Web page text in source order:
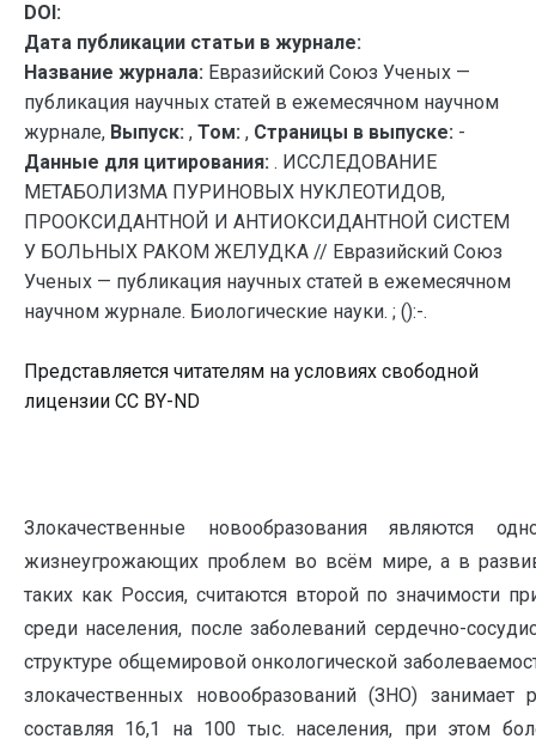
DOI:
Дата публикации статьи в журнале:
Название журнала: Евразийский Союз Ученых —
публикация научных статей в ежемесячном научном
журнале, Выпуск: , Том: , Страницы в выпуске: -
Данные для цитирования: . ИССЛЕДОВАНИЕ
МЕТАБОЛИЗМА ПУРИНОВЫХ НУКЛЕОТИДОВ,
ПРООКСИДАНТНОЙ И АНТИОКСИДАНТНОЙ СИСТЕМ
У БОЛЬНЫХ РАКОМ ЖЕЛУДКА // Евразийский Союз
Ученых — публикация научных статей в ежемесячном
научном журнале. Биологические науки. ; ():-.
Представляется читателям на условиях свободной
лицензии CC BY-ND
Злокачественные новообразования являются
жизнеугрожающих проблем во всём мире, а в
таких как Россия, считаются второй по значимости
среди населения, после заболеваний сердечно-
структуре общемировой онкологической
злокачественных новообразований (ЗНО)
составляя 16,1 на 100 тыс. населения, при этом